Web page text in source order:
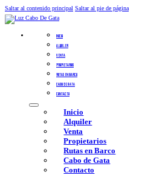
Saltar al contenido principal Saltar al pie de página
INICIO
ALQUILER
VENTA
PROPIETARIOS
RUTAS EN BARCO
CABO DE GATA
CONTACTO
Inicio
Alquiler
Venta
Propietarios
Rutas en Barco
Cabo de Gata
Contacto